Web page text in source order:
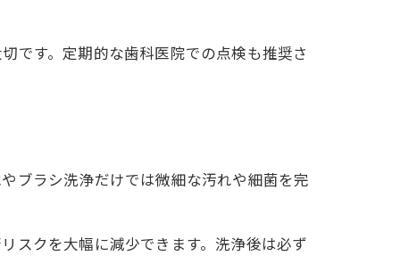
です。定期的な歯科医院での点検も推奨さ
ブラシ洗浄だけでは微細な汚れや細菌を完
スクを大幅に減少できます。洗浄後は必ず